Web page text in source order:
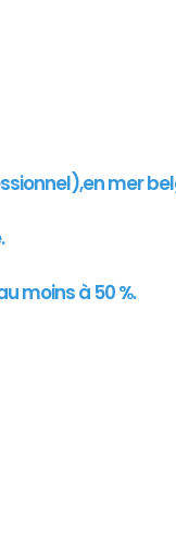
mer
moins à 50 %.